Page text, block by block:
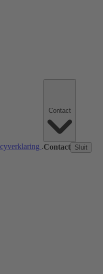
.Contact Sluit